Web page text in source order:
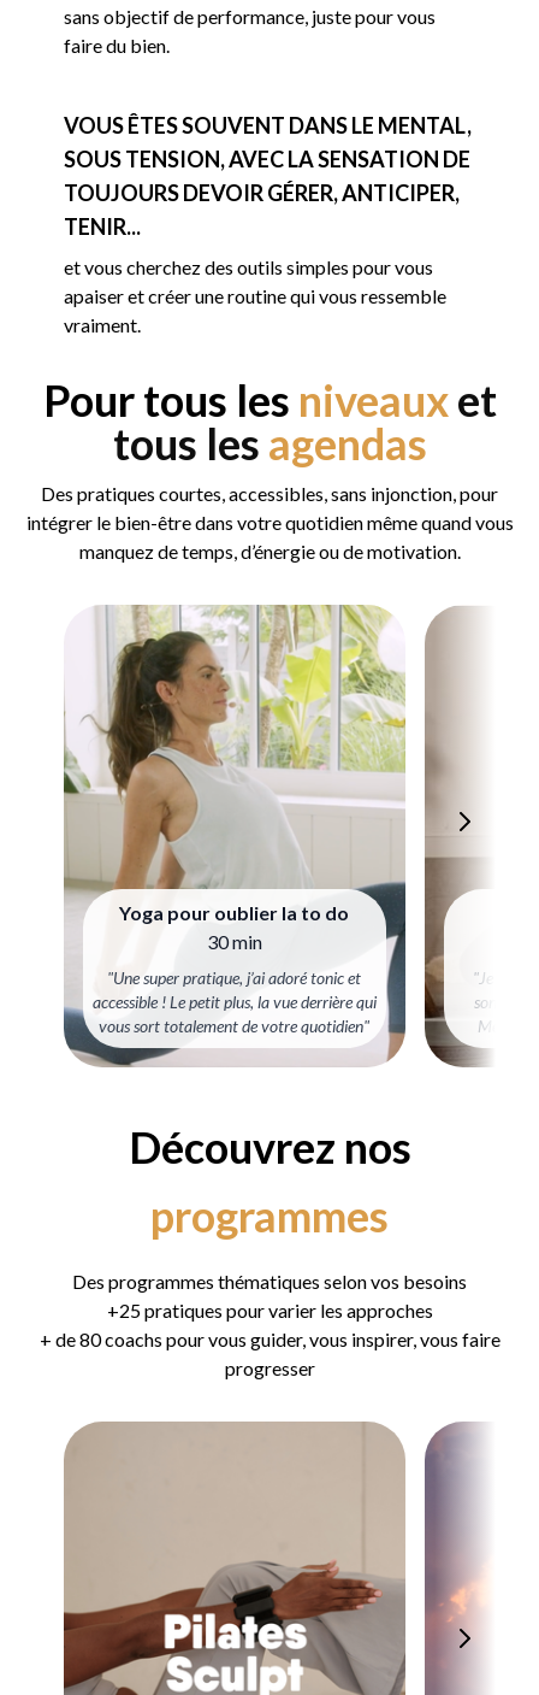
sans objectif de performance, juste pour vous
faire du bien.
VOUS ÊTES SOUVENT DANS LE MENTAL,
SOUS TENSION, AVEC LA SENSATION DE
TOUJOURS DEVOIR GÉRER, ANTICIPER,
TENIR...
et vous cherchez des outils simples pour vous
apaiser et créer une routine qui vous ressemble
vraiment.
Pour tous les niveauxet
tous les agendas
Des pratiques courtes, accessibles, sans injonction, pour
intégrer le bien-être dans votre quotidien même quand vous
manquez de temps, d’énergie ou de motivation.
Yoga pour oublier la to do
30 min
"Une super pratique, j’ai adoré tonic et
accessible ! Le petit plus, la vue derrière qui
vous sort totalement de votre quotidien"
"Je suis
sonore,
Merci
Découvrez nos
programmes
Des programmes thématiques selon vos besoins
+25 pratiques pour varier les approches
+ de 80 coachs pour vous guider, vous inspirer, vous faire
progresser